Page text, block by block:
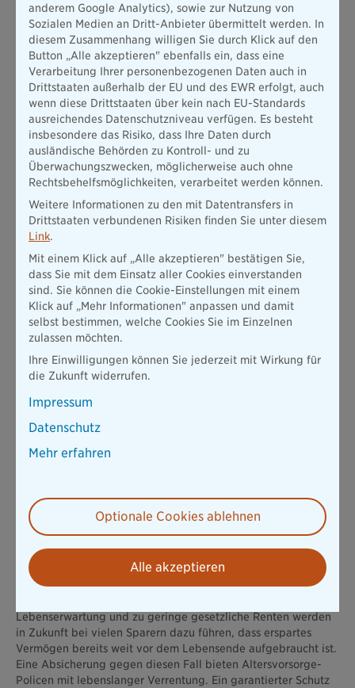
Life einschließt.“ ergänzt Gräfer. Für den Bereich Biometrie
plant die Gruppe, dass alle Verträge, die ab dem 01.07.2024
abgeschlossen werden, einfach, unbürokratisch und ohne
erneute Gesundheitsprüfung auf neue Verträge umgestellt
werden können.
Keine Nachteile für Kunden in 2024
„Die Notwendigkeit für das Alter vorzusorgen, wird immer
drängender“ erklärt Gräfer. „Die demografische Entwicklung
ist nicht mehr zu ändern und führt laut Prognosen dazu, dass
im Jahr 2050 ein Rentner von nur 1,3 Arbeitnehmern finanziert
werden muss. Einschnitte in die gesetzliche
Politik aktuell dazu zugeben möchte. Es ist jetzt aufgrund der
Zinsentwicklung ein richtiger Schritt den
Höchstrechnungszinses anzupassen, und ich bin sicher, das
wird der Lebensversicherung weiteren Auftrieb geben.
Höhere Garantien bedeuten jedoch nicht automatisch mehr
Sicherheit. Die wachsende Versorgungslücke bedarf
unbedingt höherer Renditen in der Anspar- und Rentenphase
einer Altersvorsorge. Langfristig und nachhaltig ausgerichtete
Angebote, wie wir sie mit unserer Fondspolice Blue Invest und
den Fonds der Pangaea Life anbieten, liegen dabei ganz
vorne.“
zudem den garantierten Rentenfaktor für Fondspolicen mit
lebenslanger Verrentung und macht die Beiträge für
günstiger.
Unter dem Motto „Die Magie der Rente“ schafft die Bayerische
Bewusstsein für einen heute weithin unterschätzen Aspekt von
Fondsrenten gegenüber anderen Anlageprodukten: die
Option einer lebenslangen Verrentung in Zeiten steigender
Lebenserwartung.
Denn viele Menschen schätzen den finanziellen Bedarf nach
Lebenserwartung und zu geringe gesetzliche Renten werden
in Zukunft bei vielen Sparern dazu führen, dass erspartes
Vermögen bereits weit vor dem Lebensende aufgebraucht ist.
Eine Absicherung gegen diesen Fall bieten Altersvorsorge-
Policen mit lebenslanger Verrentung. Ein garantierter Schutz
anderem Google Analytics), sowie zur Nutzung von
Sozialen Medien an Dritt-Anbieter übermittelt werden. In
diesem Zusammenhang willigen Sie durch Klick auf den
Button „Alle akzeptieren" ebenfalls ein, dass eine
Verarbeitung Ihrer personenbezogenen Daten auch in
Drittstaaten außerhalb der EU und des EWR erfolgt, auch
wenn diese Drittstaaten über kein nach EU-Standards
ausreichendes Datenschutzniveau verfügen. Es besteht
insbesondere das Risiko, dass Ihre Daten durch
ausländische Behörden zu Kontroll- und zu
Überwachungszwecken, möglicherweise auch ohne
Rechtsbehelfsmöglichkeiten, verarbeitet werden können.
Weitere Informationen zu den mit Datentransfers in
Drittstaaten verbundenen Risiken finden Sie unter diesem
Link.
Mit einem Klick auf „Alle akzeptieren" bestätigen Sie,
dass Sie mit dem Einsatz aller Cookies einverstanden
sind. Sie können die Cookie-Einstellungen mit einem
Klick auf „Mehr Informationen" anpassen und damit
selbst bestimmen, welche Cookies Sie im Einzelnen
zulassen möchten.
Ihre Einwilligungen können Sie jederzeit mit Wirkung für
die Zukunft widerrufen.
Impressum
Datenschutz
Mehr erfahren
Optionale Cookies ablehnen
Alle akzeptieren